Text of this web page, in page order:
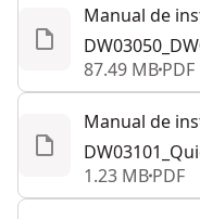
Manual de
87.49 MBPDF
Manual de
1.23 MBPDF